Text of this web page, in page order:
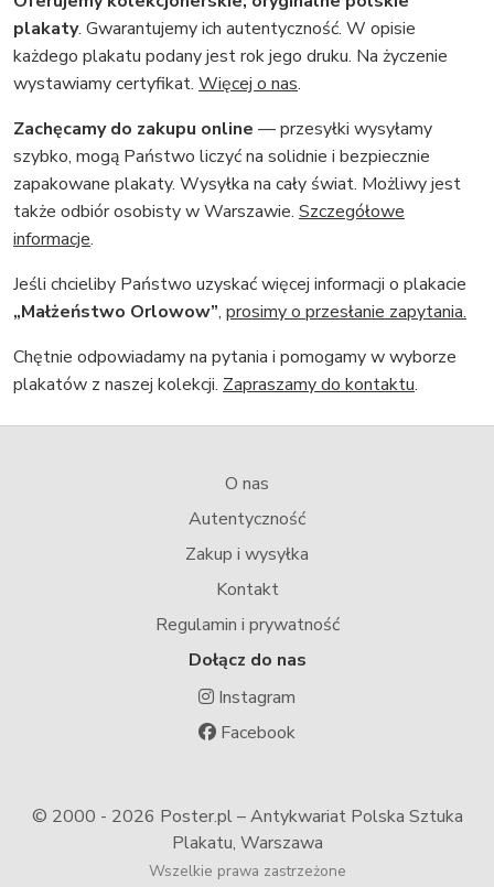
plakaty. Gwarantujemy ich autentyczność. W opisie
każdego plakatu podany jest rok jego druku. Na życzenie
wystawiamy certyfikat. Więcej o nas.
Zachęcamy do zakupu online — przesyłki wysyłamy
szybko, mogą Państwo liczyć na solidnie i bezpiecznie
zapakowane plakaty. Wysyłka na cały świat. Możliwy jest
także odbiór osobisty w Warszawie. Szczegółowe
informacje.
Jeśli chcieliby Państwo uzyskać więcej informacji o plakacie
„Małżeństwo Orlowow”, prosimy o przesłanie zapytania.
Chętnie odpowiadamy na pytania i pomogamy w wyborze
plakatów z naszej kolekcji. Zapraszamy do kontaktu.
O nas
Autentyczność
Zakup i wysyłka
Kontakt
Regulamin i prywatność
Dołącz do nas
Instagram
Facebook
© 2000 - 2026 Poster.pl – Antykwariat Polska Sztuka
Plakatu, Warszawa
Wszelkie prawa zastrzeżone